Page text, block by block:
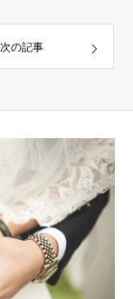
次の記事